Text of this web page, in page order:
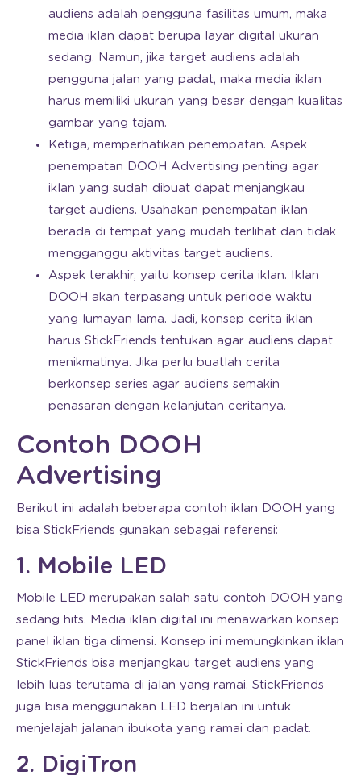
audiens adalah pengguna fasilitas umum, maka
media iklan dapat berupa layar digital ukuran
sedang. Namun, jika target audiens adalah
pengguna jalan yang padat, maka media iklan
harus memiliki ukuran yang besar dengan kualitas
gambar yang tajam.
Ketiga, memperhatikan penempatan. Aspek
penempatan DOOH Advertising penting agar
iklan yang sudah dibuat dapat menjangkau
target audiens. Usahakan penempatan iklan
berada di tempat yang mudah terlihat dan tidak
mengganggu aktivitas target audiens.
Aspek terakhir, yaitu konsep cerita iklan. Iklan
DOOH akan terpasang untuk periode waktu
yang lumayan lama. Jadi, konsep cerita iklan
harus StickFriends tentukan agar audiens dapat
menikmatinya. Jika perlu buatlah cerita
berkonsep series agar audiens semakin
penasaran dengan kelanjutan ceritanya.
Contoh DOOH
Advertising
Berikut ini adalah beberapa contoh iklan DOOH yang
bisa StickFriends gunakan sebagai referensi:
1. Mobile LED
Mobile LED merupakan salah satu contoh DOOH yang
sedang hits. Media iklan digital ini menawarkan konsep
panel iklan tiga dimensi. Konsep ini memungkinkan iklan
StickFriends bisa menjangkau target audiens yang
lebih luas terutama di jalan yang ramai. StickFriends
juga bisa menggunakan LED berjalan ini untuk
menjelajah jalanan ibukota yang ramai dan padat.
2. DigiTron